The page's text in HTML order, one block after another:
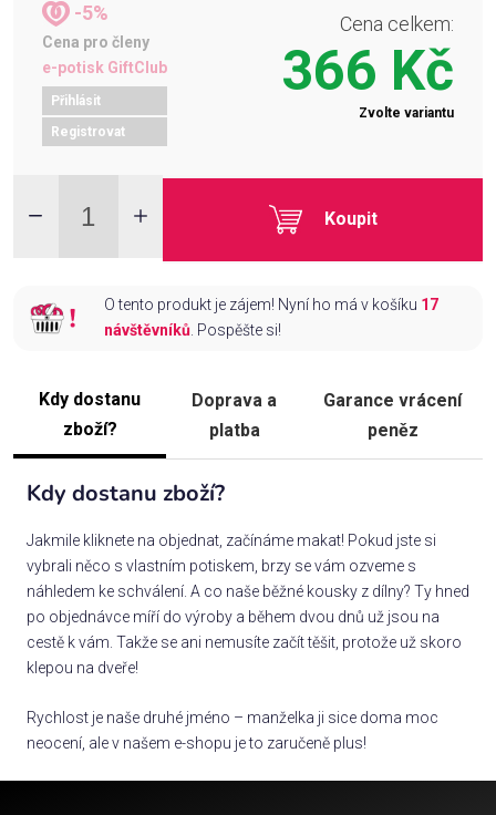
-5%
Cena pro členy
e-potisk GiftClub
Přihlásit
Registrovat
Cena celkem:
366 Kč
Zvolte variantu
Koupit
O tento produkt je zájem! Nyní ho má v košíku 17
návštěvníků. Pospěšte si!
Kdy dostanu
zboží?
Doprava a
platba
Garance vrácení
peněz
Kdy dostanu zboží?
Jakmile kliknete na objednat, začínáme makat! Pokud jste si
vybrali něco s vlastním potiskem, brzy se vám ozveme s
náhledem ke schválení. A co naše běžné kousky z dílny? Ty hned
po objednávce míří do výroby a během dvou dnů už jsou na
cestě k vám. Takže se ani nemusíte začít těšit, protože už skoro
klepou na dveře!
Rychlost je naše druhé jméno – manželka ji sice doma moc
neocení, ale v našem e-shopu je to zaručeně plus!